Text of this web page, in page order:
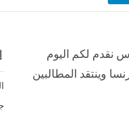
نقدم لكم اليوم
وينتقد المطالبين